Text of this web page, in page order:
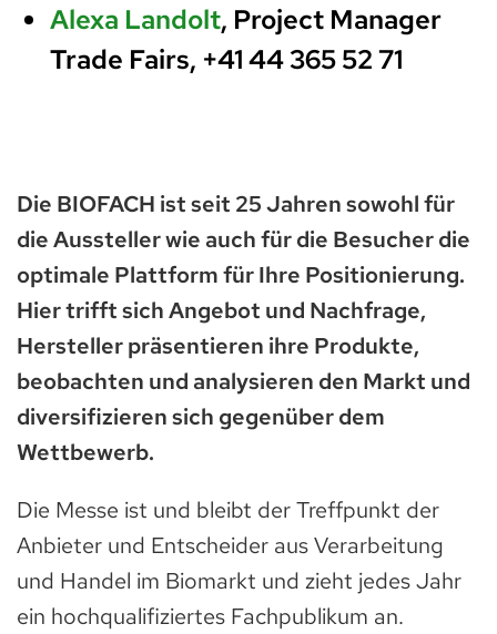
Alexa Landolt, Project Manager
Trade Fairs, +41 44 365 52 71
Die BIOFACH ist seit 25 Jahren sowohl für
die Aussteller wie auch für die Besucher die
optimale Plattform für Ihre Positionierung.
Hier trifft sich Angebot und Nachfrage,
Hersteller präsentieren ihre Produkte,
beobachten und analysieren den Markt und
diversifizieren sich gegenüber dem
Wettbewerb.
Die Messe ist und bleibt der Treffpunkt der
Anbieter und Entscheider aus Verarbeitung
und Handel im Biomarkt und zieht jedes Jahr
ein hochqualifiziertes Fachpublikum an.